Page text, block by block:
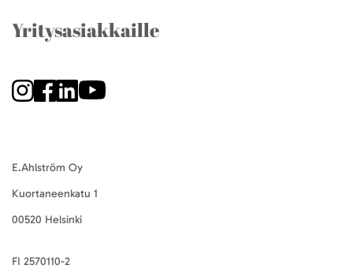
Yritysasiakkaille
E.Ahlström Oy
Kuortaneenkatu 1
00520 Helsinki
FI 2570110-2